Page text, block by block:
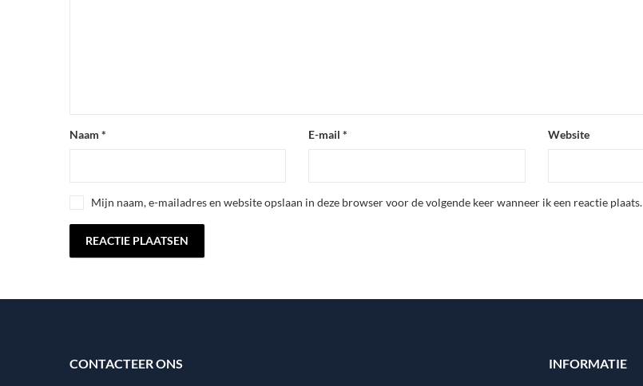
Naam * E-mail* Website
Mijn naam, e-mailadres en website opslaan in deze browser voor de volgende keer wanneer ik een reactie plaats.
CONTACTEER ONS INFORMATIE